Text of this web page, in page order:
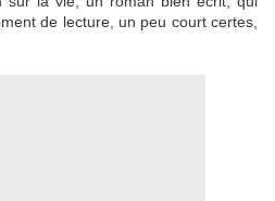
de lecture, un peu court certes,